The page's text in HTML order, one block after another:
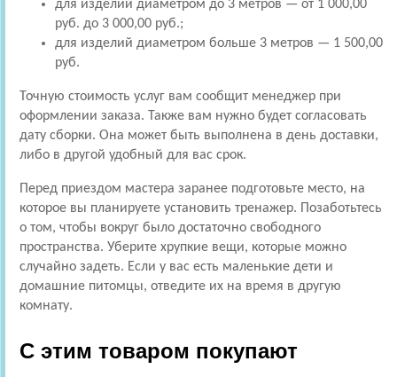
для изделий диаметром до 3 метров — от 1 000,00
руб. до 3 000,00 руб.;
для изделий диаметром больше 3 метров — 1 500,00
руб.
Точную стоимость услуг вам сообщит менеджер при
оформлении заказа. Также вам нужно будет согласовать
дату сборки. Она может быть выполнена в день доставки,
либо в другой удобный для вас срок.
Перед приездом мастера заранее подготовьте место, на
которое вы планируете установить тренажер. Позаботьтесь
о том, чтобы вокруг было достаточно свободного
пространства. Уберите хрупкие вещи, которые можно
случайно задеть. Если у вас есть маленькие дети и
домашние питомцы, отведите их на время в другую
комнату.
С этим товаром покупают